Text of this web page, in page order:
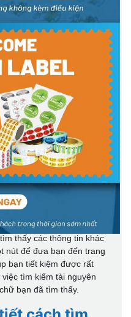
bạn muốn xác định và
chữ này sẽ nhắc
dạng. Sau khi công cụ
tính, nó sẽ hiển thị
chữ tương tự với
của trang web do
bất kỳ phông chữ nào
danh sách các phông
bạn mua phông chữ tìm
hoặc thậm chí chia sẻ
thấy các thông tin khác
nút để đưa bạn đến trang
bạn tiết kiệm được rất
tìm kiếm tài nguyên
bạn đã tìm thấy.